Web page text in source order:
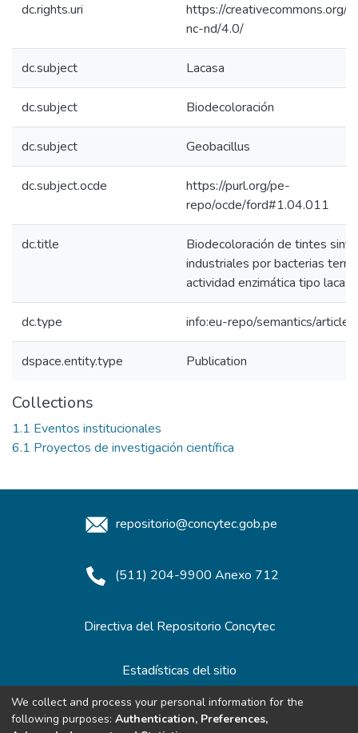
dc.rights.uri
https://creativecommons.org/
nc-nd/4.0/
dc.subject Lacasa
dc.subject Biodecoloración
dc.subject Geobacillus
dc.subject.ocde
https://purl.org/pe-
repo/ocde/ford#1.04.011
dc.title
Biodecoloración de tintes
industriales por bacterias
actividad enzimática tipo lacasa
dc.type info:eu-repo/semantics/article
dspace.entity.type Publication
Collections
1.1 Eventos institucionales
6.1 Proyectos de investigación científica
repositorio@concytec.gob.pe
(511) 204-9900 Anexo 712
Directiva del Repositorio Concytec
Estadísticas del sitio
We collect and process your personal information for the
following purposes: Authentication, Preferences,